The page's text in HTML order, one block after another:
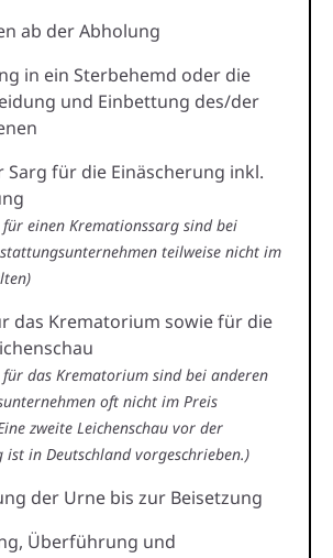
ab der Abholung
in ein Sterbehemd oder die
und Einbettung des/der
Sarg für die Einäscherung inkl.
für einen Kremationssarg sind bei
teilweise nicht im
das Krematorium sowie für die
für das Krematorium sind bei anderen
oft nicht im Preis
zweite Leichenschau vor der
ist in Deutschland vorgeschrieben.)
der Urne bis zur Beisetzung
Überführung und